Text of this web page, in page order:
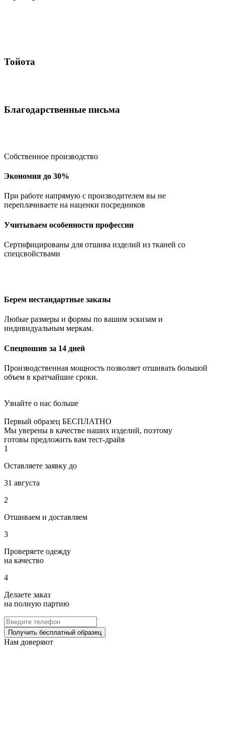
Тойота
Благодарственные письма
Собственное производство
Экономия до 30%
При работе напрямую с производителем вы не
переплачиваете на наценки посредников
Учитываем особенности профессии
Сертифицированы для отшива изделий из тканей со
спецсвойствами
Берем нестандартные заказы
Любые размеры и формы по вашим эскизам и
индивидуальным меркам.
Спецпошив за 14 дней
Производственная мощность позволяет отшивать большой
объем в кратчайшие сроки.
Узнайте о нас больше
Первый образец БЕСПЛАТНО
Мы уверены в качестве наших изделий, поэтому
готовы предложить вам тест-драйв
1
Оставляете заявку до
31 августа
2
Отшиваем и доставляем
3
Проверяете одежду
на качество
4
Делаете заказ
на полную партию
Получить бесплатный образец
Нам доверяют